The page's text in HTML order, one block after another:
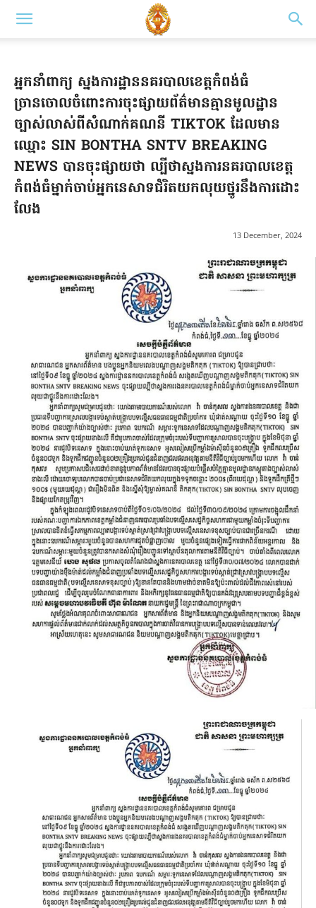
អ្នកនាំពាក្យ ស្នងការដ្ឋាននគរបាលខេត្តកំពង់ធំ
ច្រានចោលចំពោះការចុះផ្សាយព័ត៌មានគ្មានមូលដ្ឋាន
ច្បាស់លាស់ពីសំណាក់គណនី TIKTOK ដែលមាន
ឈ្មោះ SIN BONTHA SNTV BREAKING
NEWS បានចុះផ្សាយថា ល្បីថាស្នងការនគរបាលខេត្ត
កំពង់ធំម្នាក់ចាប់អ្នកនេសាទជំរិតយកលុយថ្នូរនឹងការដោះ
លែង
13 December, 2024